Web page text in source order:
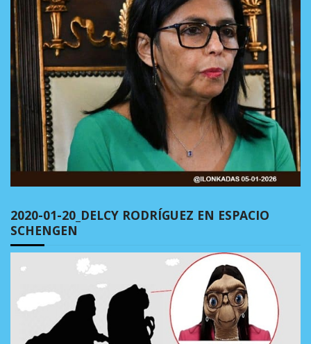
2020-01-20_DELCY RODRÍGUEZ EN ESPACIO
SCHENGEN